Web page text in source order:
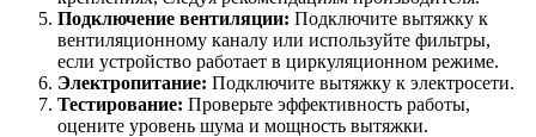
Подключение вентиляции: Подключите вытяжку к
вентиляционному каналу или используйте фильтры,
если устройство работает в циркуляционном режиме.
Электропитание: Подключите вытяжку к электросети.
Тестирование: Проверьте эффективность работы,
оцените уровень шума и мощность вытяжки.